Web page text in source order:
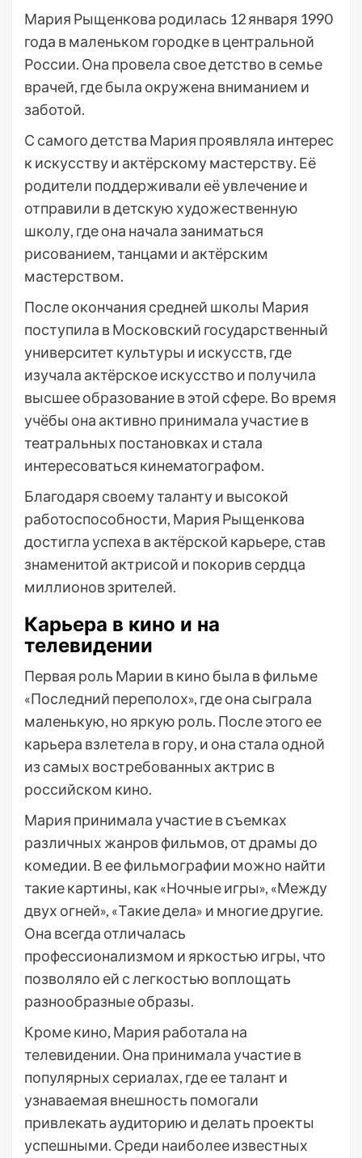
Мария Рыщенкова родилась 12 января 1990
года в маленьком городке в центральной
России. Она провела свое детство в семье
врачей, где была окружена вниманием и
заботой.
С самого детства Мария проявляла интерес
к искусству и актёрскому мастерству. Её
родители поддерживали её увлечение и
отправили в детскую художественную
школу, где она начала заниматься
рисованием, танцами и актёрским
мастерством.
После окончания средней школы Мария
поступила в Московский государственный
университет культуры и искусств, где
изучала актёрское искусство и получила
высшее образование в этой сфере. Во время
учёбы она активно принимала участие в
театральных постановках и стала
интересоваться кинематографом.
Благодаря своему таланту и высокой
работоспособности, Мария Рыщенкова
достигла успеха в актёрской карьере, став
знаменитой актрисой и покорив сердца
миллионов зрителей.
Карьера в кино и на
телевидении
Первая роль Марии в кино была в фильме
«Последний переполох», где она сыграла
маленькую, но яркую роль. После этого ее
карьера взлетела в гору, и она стала одной
из самых востребованных актрис в
российском кино.
Мария принимала участие в съемках
различных жанров фильмов, от драмы до
комедии. В ее фильмографии можно найти
такие картины, как «Ночные игры», «Между
двух огней», «Такие дела» и многие другие.
Она всегда отличалась
профессионализмом и яркостью игры, что
позволяло ей с легкостью воплощать
разнообразные образы.
Кроме кино, Мария работала на
телевидении. Она принимала участие в
популярных сериалах, где ее талант и
узнаваемая внешность помогали
привлекать аудиторию и делать проекты
успешными. Среди наиболее известных